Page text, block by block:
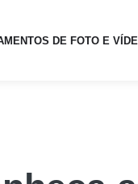
DE FOTO E